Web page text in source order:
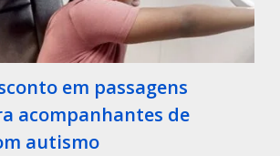
em passagens
acompanhantes de
autismo